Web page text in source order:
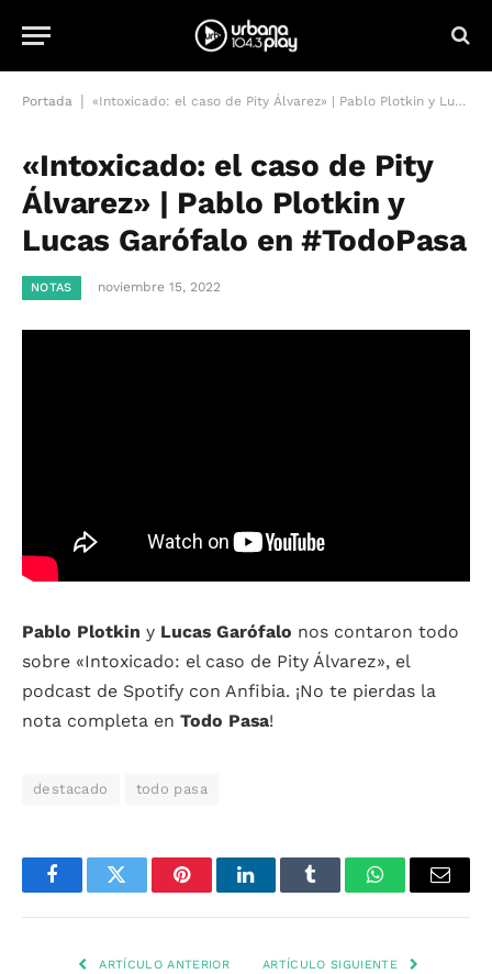
Portada «Intoxicado: el caso de Pity Álvarez» | Pablo Plotkin y Lucas Garófalo en #TodoPasa
«Intoxicado: el caso de Pity
Álvarez» | Pablo Plotkin y
Lucas Garófalo en #TodoPasa
NOTAS noviembre 15, 2022
Pablo Plotkin y Lucas Garófalo nos contaron todo
sobre «Intoxicado: el caso de Pity Álvarez», el
podcast de Spotify con Anfibia. ¡No te pierdas la
nota completa en Todo Pasa!
destacado todo pasa
FacebookTwitter PinterestLinkedInTumblr WhatsAppEmail
ARTÍCULO ANTERIOR ARTÍCULO SIGUIENTE